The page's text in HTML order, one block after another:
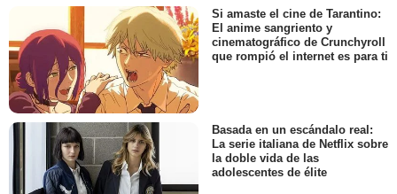
Si amaste el cine de Tarantino:
El anime sangriento y
cinematográfico de Crunchyroll
que rompió el internet es para ti
Basada en un escándalo real:
La serie italiana de Netflix sobre
la doble vida de las
adolescentes de élite